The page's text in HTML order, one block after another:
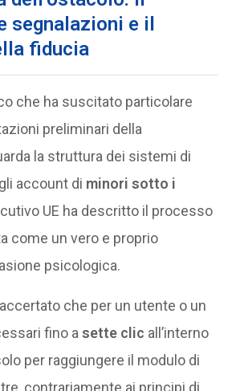
segnalazioni e il
fiducia
che ha suscitato particolare
preliminari della
la struttura dei sistemi di
account di minori sotto i
UE ha descritto il processo
come un vero e proprio
psicologica.
che per un utente o un
fino asette clic all’interno
per raggiungere il modulo di
contrariamente ai principi di